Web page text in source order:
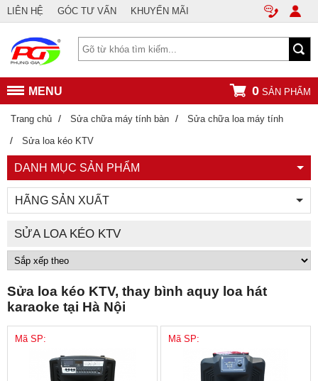
LIÊN HỆ GÓC TƯ VẤN KHUYẾN MÃI
MENU 0 SẢN PHẨM
Trang chủ / Sửa chữa máy tính bàn / Sửa chữa loa máy tính
/ Sửa loa kéo KTV
DANH MỤC SẢN PHẨM
HÃNG SẢN XUẤT
SỬA LOA KÉO KTV
Sửa loa kéo KTV, thay bình aquy loa hát
karaoke tại Hà Nội
Mã SP: Mã SP: